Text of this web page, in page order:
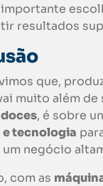
resultados
que,
muito além de
, é sobre
tecnologia
um negócio
com as